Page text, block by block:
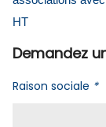
HT
Demandez
Raison sociale *